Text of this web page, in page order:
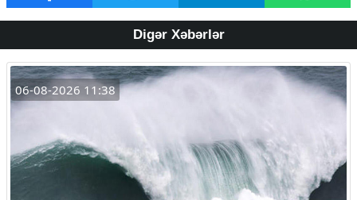
Digər Xəbərlər
06-08-2026 11:38